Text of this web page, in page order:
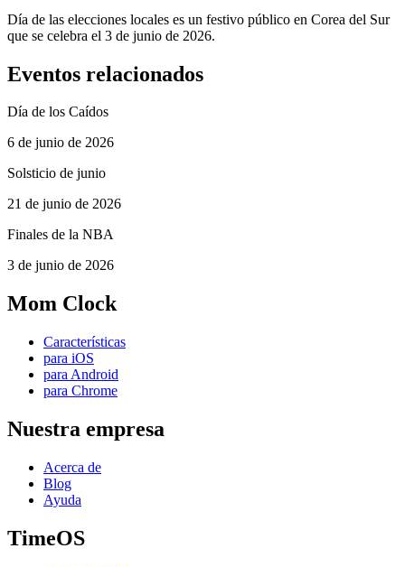
Día de las elecciones locales es un festivo público en Corea del Sur
que se celebra el 3 de junio de 2026.
Eventos relacionados
Día de los Caídos
6 de junio de 2026
Solsticio de junio
21 de junio de 2026
Finales de la NBA
3 de junio de 2026
Mom Clock
Características
para iOS
para Android
para Chrome
Nuestra empresa
Acerca de
Blog
Ayuda
TimeOS